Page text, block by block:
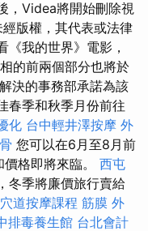
，Videa將開始刪除視
版權，其代表或法律
《我的世界》電影，
的前兩個部分也將於
決的事務部承諾為該
春季和秋季月份前往
化 台中輕井澤按摩 外
您可以在6月至8月前
格即將來臨。 西屯
冬季將廉價旅行賣給
穴道按摩課程 筋膜 外
排毒養生館 台北會計